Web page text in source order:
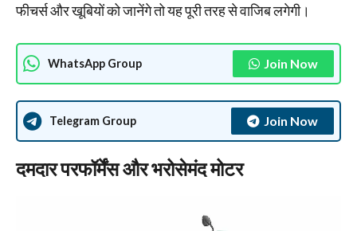
फीचर्स और खूबियों को जानेंगे तो यह पूरी तरह से वाजिब लगेगी।
WhatsApp Group Join Now
Telegram Group Join Now
दमदार परफॉर्मेंस और भरोसेमंद मोटर